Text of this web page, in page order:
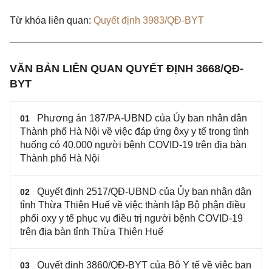
Từ khóa liên quan: Quyết định 3983/QĐ-BYT
VĂN BẢN LIÊN QUAN QUYẾT ĐỊNH 3668/QĐ-
BYT
01
Phương án 187/PA-UBND của Ủy ban nhân dân
Thành phố Hà Nội về việc đáp ứng ôxy y tế trong tình
huống có 40.000 người bệnh COVID-19 trên địa bàn
Thành phố Hà Nội
02
Quyết định 2517/QĐ-UBND của Ủy ban nhân dân
tỉnh Thừa Thiên Huế về việc thành lập Bộ phận điều
phối oxy y tế phục vụ điều trị người bệnh COVID-19
trên địa bàn tỉnh Thừa Thiên Huế
03
Quyết định 3860/QĐ-BYT của Bộ Y tế về việc ban